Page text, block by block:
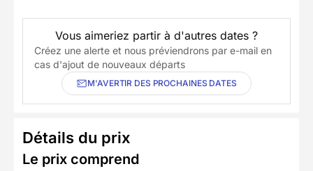
Vous aimeriez partir à d'autres dates ?
Créez une alerte et nous préviendrons par e-mail en
cas d'ajout de nouveaux départs
M'AVERTIR DES PROCHAINES DATES
Détails du prix
Le prix comprend